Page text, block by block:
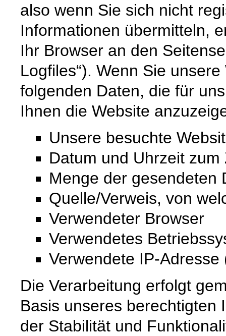
also wenn Sie sich nicht
Informationen übermitteln,
Ihr Browser an den
Logfiles“). Wenn Sie
folgenden Daten, die für
Ihnen die Website
Unsere besuchte
Datum und Uhrzeit
Menge der gesendeten
Quelle/Verweis, von
Verwendeter Browser
Verwendetes
Verwendete IP-
Die Verarbeitung erfolgt
Basis unseres berechtigten
der Stabilität und